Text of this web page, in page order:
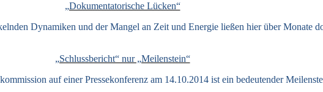
„Dokumentatorische Lücken“
Dynamiken und der Mangel an Zeit und Energie ließen hier über Monate
„Schlussbericht“ nur „Meilenstein“
auf einer Pressekonferenz am 14.10.2014 ist ein bedeutender